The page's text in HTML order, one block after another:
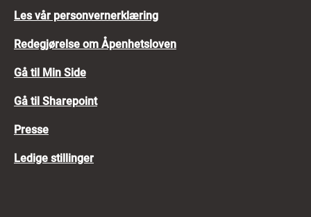
Les vår personvernerklæring
Redegjørelse om Åpenhetsloven
Gå til Min Side
Gå til Sharepoint
Presse
Ledige stillinger